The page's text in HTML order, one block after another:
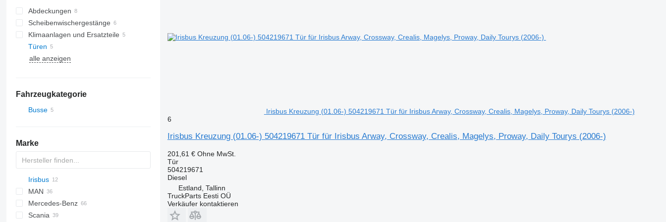
Abdeckungen
Scheibenwischergestänge
Klimaanlagen und Ersatzteile
Klimakondensatoren
Klimakompressoren
Türen
alle anzeigen
Fahrzeugkategorie
Busse
Marke
Crossway
Evadys
Irisbus
Crossway
Daily
Magelys
MAN
A-series
Lion's series
Mercedes-Benz
Citaro
Cityliner
Scania
Irisbus Kreuzung (01.06-) 504219671 Tür für Irisbus Arway, Crossway, Crealis, Magelys, Proway, Daily Tourys (2006-)
6
Irisbus Kreuzung (01.06-) 504219671 Tür für Irisbus Arway, Crossway, Crealis, Magelys, Proway, Daily Tourys (2006-)
201,61 € Ohne MwSt.
Tür
504219671
Diesel
Estland, Tallinn
TruckParts Eesti OÜ
Verkäufer kontaktieren